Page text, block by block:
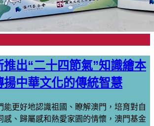
推出“二十四節氣”知識繪本
揚中華文化的傳統智慧
能更好地認識祖國、瞭解澳門，培育對自
感、歸屬感和熱愛家園的情懷，澳門基金